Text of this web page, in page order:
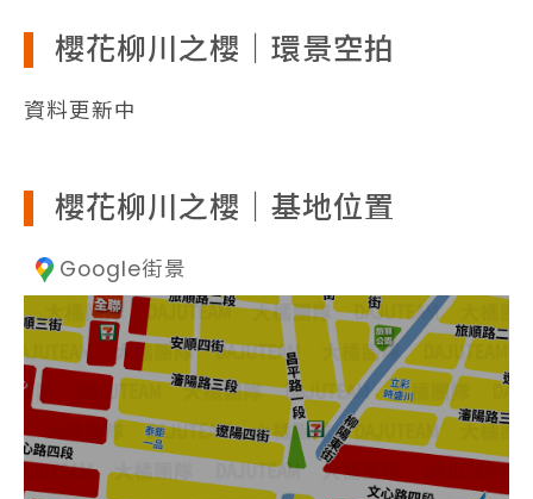
櫻花柳川之櫻｜環景空拍
資料更新中
櫻花柳川之櫻｜基地位置
Google街景